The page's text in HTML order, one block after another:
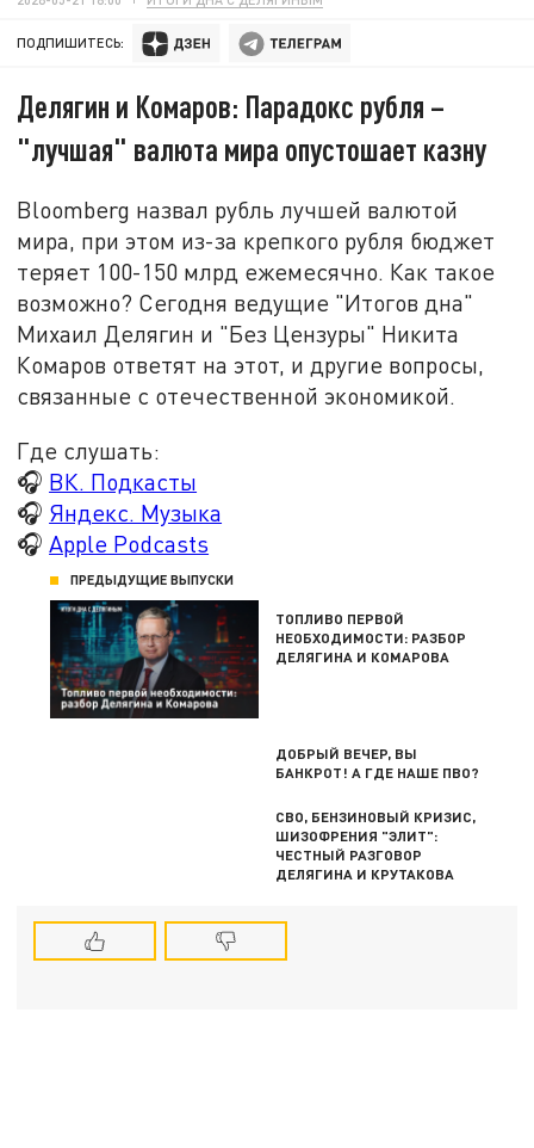
ПОДПИШИТЕСЬ:
Делягин и Комаров: Парадокс рубля –
"лучшая" валюта мира опустошает казну
Bloomberg назвал рубль лучшей валютой
мира, при этом из-за крепкого рубля бюджет
теряет 100-150 млрд ежемесячно. Как такое
возможно? Сегодня ведущие "Итогов дна"
Михаил Делягин и "Без Цензуры" Никита
Комаров ответят на этот, и другие вопросы,
связанные с отечественной экономикой.
Где слушать:
🎧 ВК. Подкасты
🎧 Яндекс. Музыка
🎧 Apple Podcasts
ПРЕДЫДУЩИЕ ВЫПУСКИ
ТОПЛИВО ПЕРВОЙ
НЕОБХОДИМОСТИ: РАЗБОР
ДЕЛЯГИНА И КОМАРОВА
ДОБРЫЙ ВЕЧЕР, ВЫ
БАНКРОТ! А ГДЕ НАШЕ ПВО?
СВО, БЕНЗИНОВЫЙ КРИЗИС,
ШИЗОФРЕНИЯ "ЭЛИТ":
ЧЕСТНЫЙ РАЗГОВОР
ДЕЛЯГИНА И КРУТАКОВА